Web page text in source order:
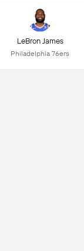
LeBron James
Philadelphia 76ers